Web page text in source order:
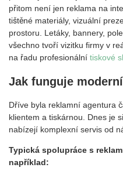
přitom není jen reklama na
tištěné materiály, vizuální
prostoru. Letáky, bannery,
všechno tvoří vizitku firmy v
na řadu profesionální tiskové
Jak funguje
Dříve byla reklamní agentura
klientem a tiskárnou. Dnes je
nabízejí komplexní servis od
Typická spolupráce s
například: